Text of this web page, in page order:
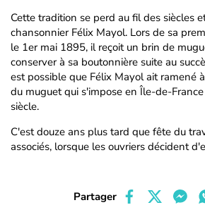
Cette tradition se perd au fil des siècles
chansonnier Félix Mayol. Lors de sa
le 1er mai 1895, il reçoit un brin de
conserver à sa boutonnière suite au
est possible que Félix Mayol ait ramené
du muguet qui s'impose en Île-de-
siècle.
C'est douze ans plus tard que fête du
associés, lorsque les ouvriers décident
Partager